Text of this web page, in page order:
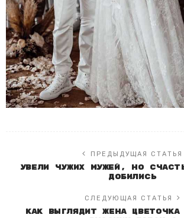
ПРЕДЫДУЩАЯ СТАТЬЯ
Увели чужих мужей, но
добились
СЛЕДУЮЩАЯ СТАТЬЯ
Как выглядит жена